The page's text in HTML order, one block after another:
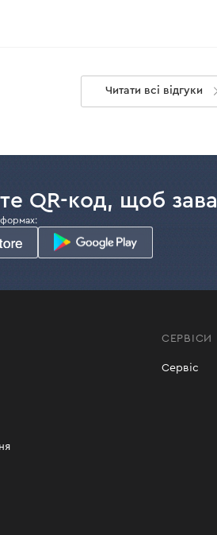
Читати всі відгуки
QR-код, щоб
СЕРВІСИ
Сервіс